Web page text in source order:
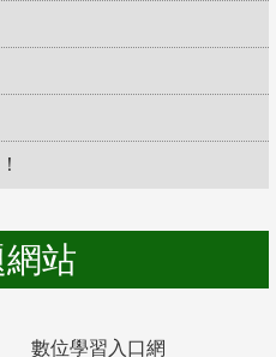
站
數位學習入口網